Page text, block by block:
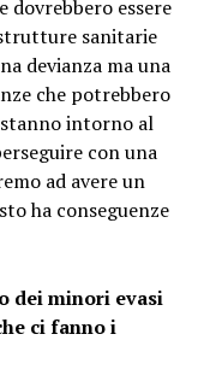
dovrebbero essere
sanitarie
devianza ma una
che potrebbero
stanno intorno al
con una
ad avere un
ha conseguenze
dei minori evasi
ci fanno i